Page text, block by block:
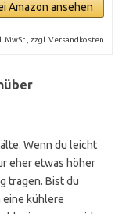
Amazon ansehen
MwSt., zzgl. Versandkosten
Wenn du leicht
eher etwas höher
tragen. Bist du
kühlere